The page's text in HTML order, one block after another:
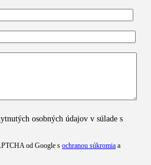
osobných údajov v súlade s
od Google s ochranou súkromia a